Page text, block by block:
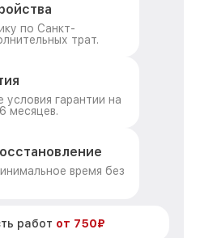
по Санкт-
трат.
гарантии на
месяцев.
время без
работ от 750₽